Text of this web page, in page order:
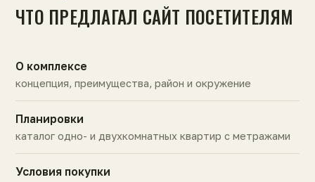
ЧТО ПРЕДЛАГАЛ САЙТ ПОСЕТИТЕЛЯМ
О комплексе
концепция, преимущества, район и окружение
Планировки
каталог одно- и двухкомнатных квартир с метражами
Условия покупки